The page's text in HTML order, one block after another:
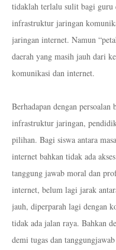
tidaklah terlalu sulit bagi guru
infrastruktur jaringan
jaringan internet. Namun
daerah yang masih jauh dari
komunikasi dan internet.
Berhadapan dengan
infrastruktur jaringan,
pilihan. Bagi siswa antara
internet bahkan tidak ada
tanggung jawab moral dan
internet, belum lagi jarak
jauh, diperparah lagi dengan
tidak ada jalan raya. Bahkan
demi tugas dan